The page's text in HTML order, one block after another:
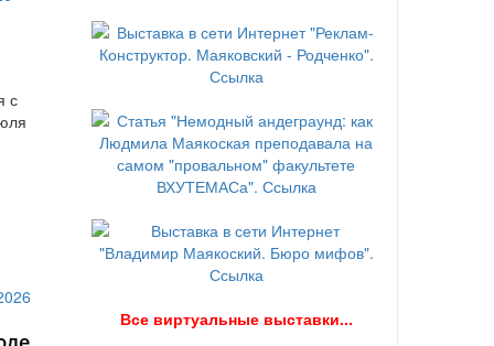
с
Все виртуальные выставки...